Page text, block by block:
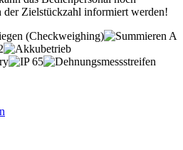
der Zielstückzahl informiert werden!